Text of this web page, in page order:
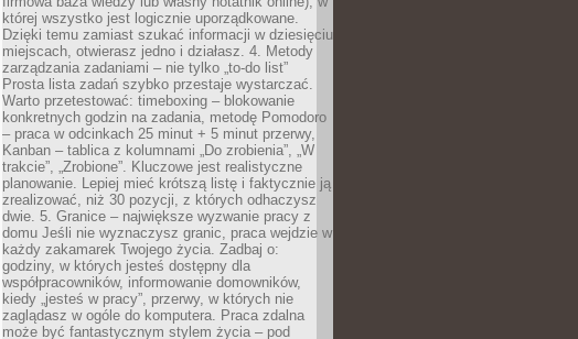
której wszystko jest logicznie uporządkowane.
Dzięki temu zamiast szukać informacji w dziesięciu
miejscach, otwierasz jedno i działasz. 4. Metody
zarządzania zadaniami – nie tylko „to-do list”
Prosta lista zadań szybko przestaje wystarczać.
Warto przetestować: timeboxing – blokowanie
konkretnych godzin na zadania, metodę Pomodoro
– praca w odcinkach 25 minut + 5 minut przerwy,
Kanban – tablica z kolumnami „Do zrobienia”, „W
trakcie”, „Zrobione”. Kluczowe jest realistyczne
planowanie. Lepiej mieć krótszą listę i faktycznie ją
zrealizować, niż 30 pozycji, z których odhaczysz
dwie. 5. Granice – największe wyzwanie pracy z
domu Jeśli nie wyznaczysz granic, praca wejdzie w
każdy zakamarek Twojego życia. Zadbaj o:
godziny, w których jesteś dostępny dla
współpracowników, informowanie domowników,
kiedy „jesteś w pracy”, przerwy, w których nie
zaglądasz w ogóle do komputera. Praca zdalna
może być fantastycznym stylem życia – pod